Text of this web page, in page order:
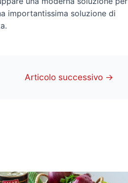
importantissima soluzione di
Articolo successivo →